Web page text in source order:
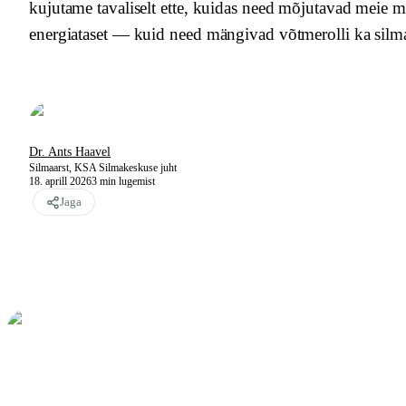
kujutame tavaliselt ette, kuidas need mõjutavad meie
energiataset — kuid need mängivad võtmerolli ka
Dr. Ants Haavel
Silmaarst, KSA Silmakeskuse juht
18. aprill 20263 min lugemist
Jaga